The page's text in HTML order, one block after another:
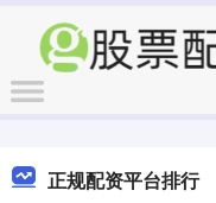
正规配资平台排行